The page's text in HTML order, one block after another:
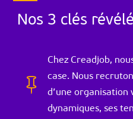
Nos 3 clés

Chez Creadjob,
case. Nous
d’une organisation
dynamiques, ses